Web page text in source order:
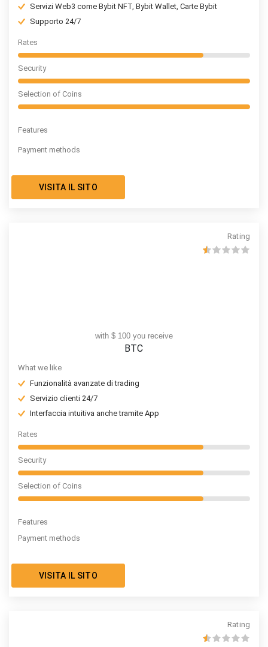
Servizi Web3 come Bybit NFT, Bybit Wallet, Carte Bybit
Supporto 24/7
Rates
Security
Selection of Coins
Features
Payment methods
VISITA IL SITO
Rating
with $ 100 you receive
BTC
What we like
Funzionalità avanzate di trading
Servizio clienti 24/7
Interfaccia intuitiva anche tramite App
Rates
Security
Selection of Coins
Features
Payment methods
VISITA IL SITO
Rating